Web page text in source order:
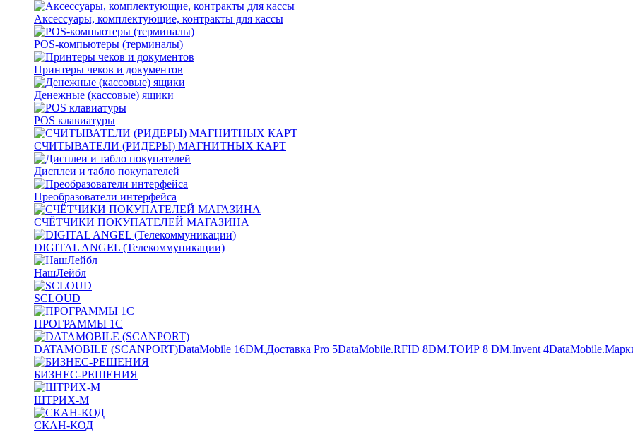
Аксессуары, комплектующие, контракты для кассы
POS-компьютеры (терминалы)
Принтеры чеков и документов
Денежные (кассовые) ящики
POS клавиатуры
СЧИТЫВАТЕЛИ (РИДЕРЫ) МАГНИТНЫХ КАРТ
Дисплеи и табло покупателей
Преобразователи интерфейса
СЧЁТЧИКИ ПОКУПАТЕЛЕЙ МАГАЗИНА
DIGITAL ANGEL (Телекоммуникации)
НашЛейбл
SCLOUD
ПРОГРАММЫ 1С
DATAMOBILE (SCANPORT)DataMobile 16DM.Доставка Pro 5DataMobile.RFID 8DM.ТОИР 8 DM.Invent 4
БИЗНЕС-РЕШЕНИЯ
ШТРИХ-М
СКАН-КОД